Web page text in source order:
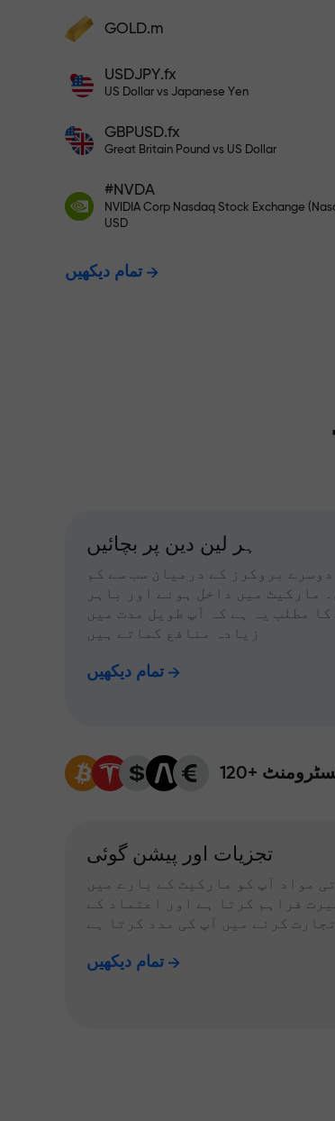
فنڈز جمع کریں اور اپنے ڈپازٹ سے 1,000 گنا بڑا
ڈپازٹ جتنا بڑا ہوگا، اتنا
ہی زیادہ ضرب ہوگا۔
ہم آپ کے
ہیں۔
X1000 تک کا بونس — مارکیٹ میں
GOLD.m
USDJPY.fx
US Dollar vs Japanese Yen
GBPUSD.fx
Great Britain Pound vs US Dollar
#NVDA
NVIDIA Corp Nasdaq Stock Exchange
USD
تمام دیکھیں
ہر لین دین پر بچائیں
دوسرے بروکرز کے درمیان سب سے کم
مارکیٹ میں داخل ہونے اور باہر
کا مطلب یہ ہے کہ آپ طویل مدت میں
زیادہ منافع کماتے ہیں
تمام دیکھیں
انسٹرومنٹ
تجزیات اور پیشن گوئی
مواد آپ کو مارکیٹ کے بارے میں
فراہم کرتا ہے اور اعتماد کے
کرنے میں آپ کی مدد کرتا ہے
تمام دیکھیں